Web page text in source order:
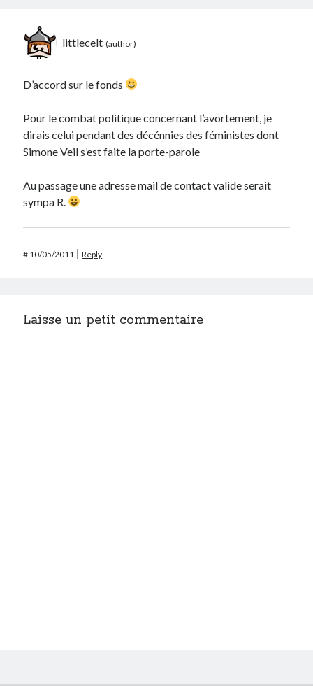
littlecelt
D’accord sur le fonds
Pour le combat politique concernant l’avortement, je
dirais celui pendant des décénnies des féministes dont
Simone Veil s’est faite la porte-parole
Au passage une adresse mail de contact valide serait
sympa R.
# 10/05/2011 Reply
Laisse un petit commentaire